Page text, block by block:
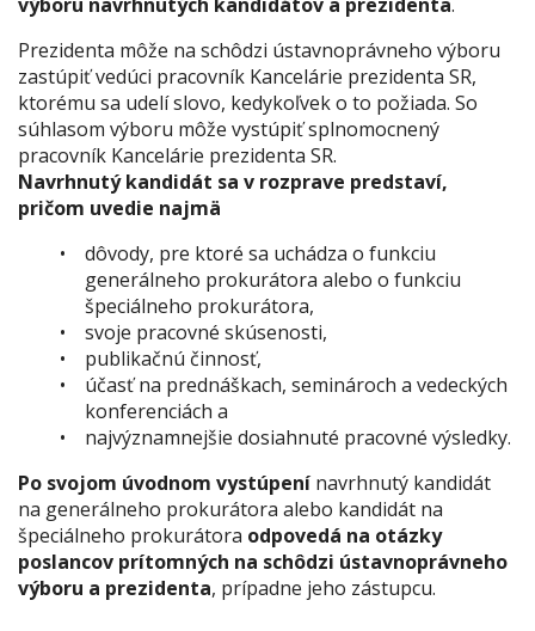
Prezidenta môže na schôdzi ústavnoprávneho výboru
zastúpiť vedúci pracovník Kancelárie prezidenta SR,
ktorému sa udelí slovo, kedykoľvek o to požiada. So
súhlasom výboru môže vystúpiť splnomocnený
pracovník Kancelárie prezidenta SR.
Navrhnutý kandidát sa v rozprave predstaví,
pričom uvedie najmä
dôvody, pre ktoré sa uchádza o funkciu
generálneho prokurátora alebo o funkciu
špeciálneho prokurátora,
svoje pracovné skúsenosti,
publikačnú činnosť,
účasť na prednáškach, seminároch a vedeckých
konferenciách a
najvýznamnejšie dosiahnuté pracovné výsledky.
Po svojom úvodnom vystúpení navrhnutý kandidát
na generálneho prokurátora alebo kandidát na
špeciálneho prokurátora odpovedá na otázky
poslancov prítomných na schôdzi ústavnoprávneho
výboru a prezidenta, prípadne jeho zástupcu.